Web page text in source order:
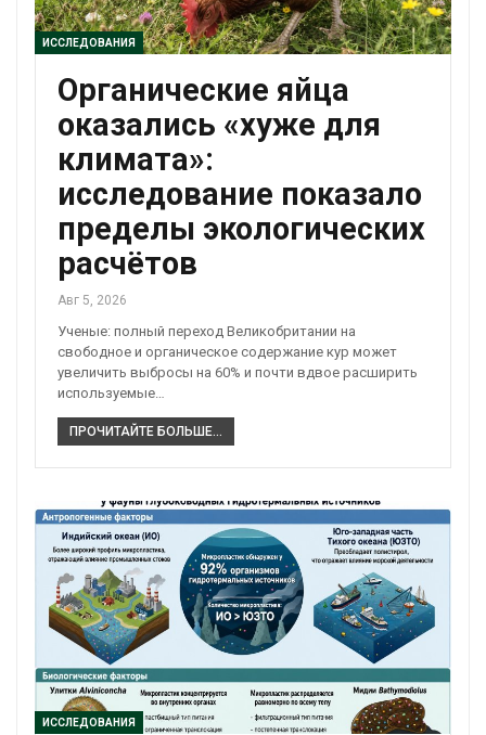
ИССЛЕДОВАНИЯ
Органические яйца
оказались «хуже для
климата»:
исследование показало
пределы экологических
расчётов
Авг 5, 2026
Ученые: полный переход Великобритании на
свободное и органическое содержание кур может
увеличить выбросы на 60% и почти вдвое расширить
используемые…
ПРОЧИТАЙТЕ БОЛЬШЕ...
ИССЛЕДОВАНИЯ